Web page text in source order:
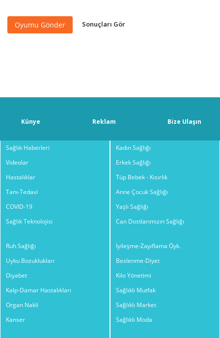
Oyumu Gönder Sonuçları Gör
Künye Reklam Bize Ulaşın
Sağlık Haberleri
Videolar
Hastalıklar
Tanı-Tedavi
COVID-19
Sağlık Teknolojisi
Kadın Sağlığı
Erkek Sağlığı
Tüp Bebek - Kısırlık
Anne Çocuk Sağlığı
Yaşlı Sağlığı
Can Dostlarımızın Sağlığı
Ruh Sağlığı
Uyku Bozuklukları
Diyabet
Kalp-Damar Hastalıkları
Organ Nakli
Kanser
İyileşme-Zayıflama Öyk.
Beslenme-Diyet
Kilo Yönetimi
Sağlıklı Mutfak
Sağlıklı Market
Sağlıklı Moda